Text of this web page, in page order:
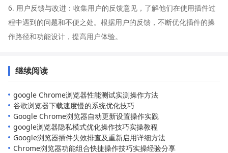
6. 用户反馈与改进：收集用户的反馈意见，了解他们在使用插件过
程中遇到的问题和不便之处。根据用户的反馈，不断优化插件的操
作路径和功能设计，提高用户体验。
继续阅读
google Chrome浏览器性能测试实测操作方法
谷歌浏览器下载速度慢的系统优化技巧
Google Chrome浏览器自动更新设置操作实践
google浏览器隐私模式优化操作技巧实操教程
Google浏览器插件失效排查及重新启用详细方法
Chrome浏览器功能组合快捷操作技巧实操经验分享